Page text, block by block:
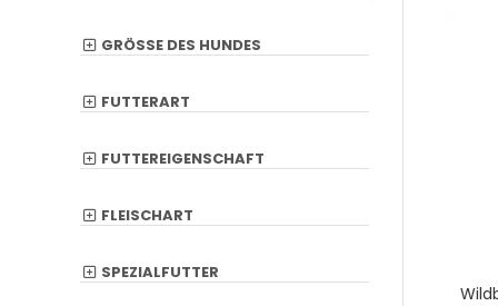
GRÖSSE DES HUNDES
FUTTERART
FUTTEREIGENSCHAFT
FLEISCHART
SPEZIALFUTTER